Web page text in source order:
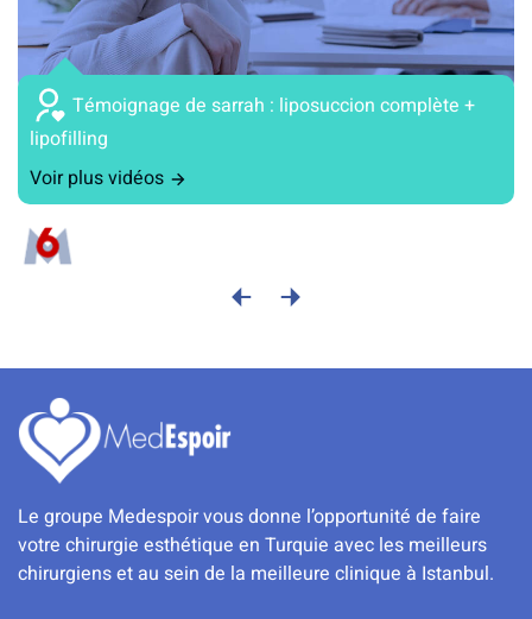
Témoignage de sarrah : liposuccion complète +
lipofilling
Voir plus vidéos
Le groupe Medespoir vous donne l’opportunité de faire
votre chirurgie esthétique en Turquie avec les meilleurs
chirurgiens et au sein de la meilleure clinique à Istanbul.